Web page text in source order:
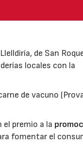
de San
locales con la
de vacuno
premio a la
fomentar el